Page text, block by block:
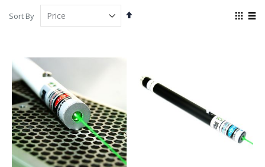
Sort By
Set
View